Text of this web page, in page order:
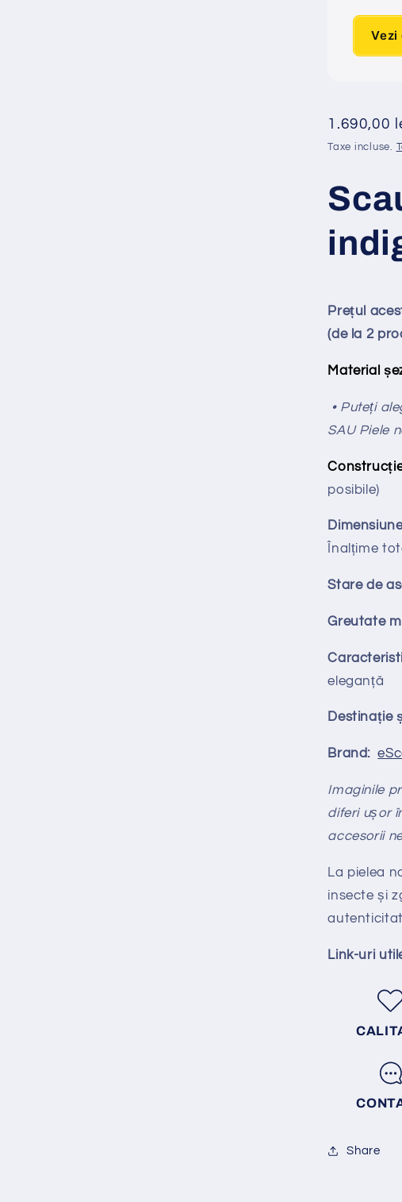
Vezi
Preț
obișnuit
1.690,00
Taxe incluse.
Prețul
(de la 2
Material
• Puteți
SAU Piele
posibile)
Înalțime
Stare de
Greutate
eleganță
Destinație
Brand:
Imaginile
diferi ușor
accesorii
La pielea
insecte și
Link-uri
Share